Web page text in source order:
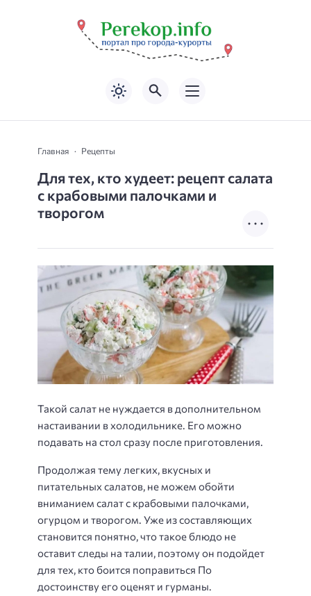
Главная Рецепты
Для тех, кто худеет: рецепт салата
с крабовыми палочками и
творогом
Такой салат не нуждается в дополнительном
настаивании в холодильнике. Его можно
подавать на стол сразу после приготовления.
Продолжая тему легких, вкусных и
питательных салатов, не можем обойти
вниманием салат с крабовыми палочками,
огурцом и творогом. Уже из составляющих
становится понятно, что такое блюдо не
оставит следы на талии, поэтому он подойдет
для тех, кто боится поправиться По
достоинству его оценят и гурманы.